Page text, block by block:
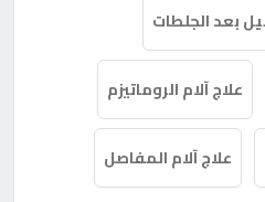
بعد الجلطات
علاج آلام الروماتيزم
علاج آلام المفاصل